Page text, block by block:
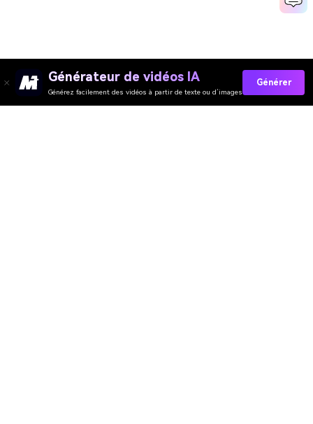
Générateur de vidéos IA
Générez facilement des vidéos à partir de texte ou d’images
Générer